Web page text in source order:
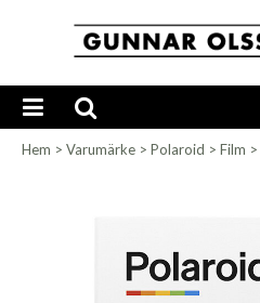
Hem > Varumärke > Polaroid > Film >